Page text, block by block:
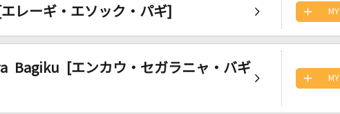
レーギ・エソック・パギ]
Bagiku [エンカウ・セガラニャ・バギ